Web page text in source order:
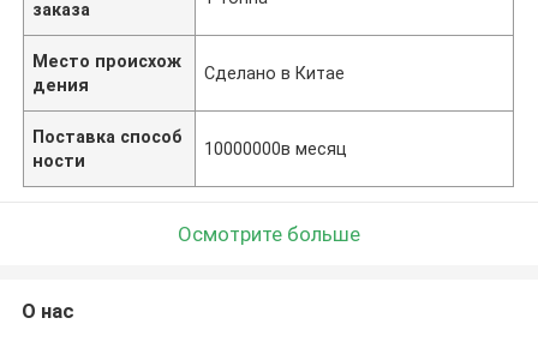
заказа
Место происхож
дения
Сделано в Китае
Поставка способ
ности
10000000в месяц
Осмотрите больше
О нас